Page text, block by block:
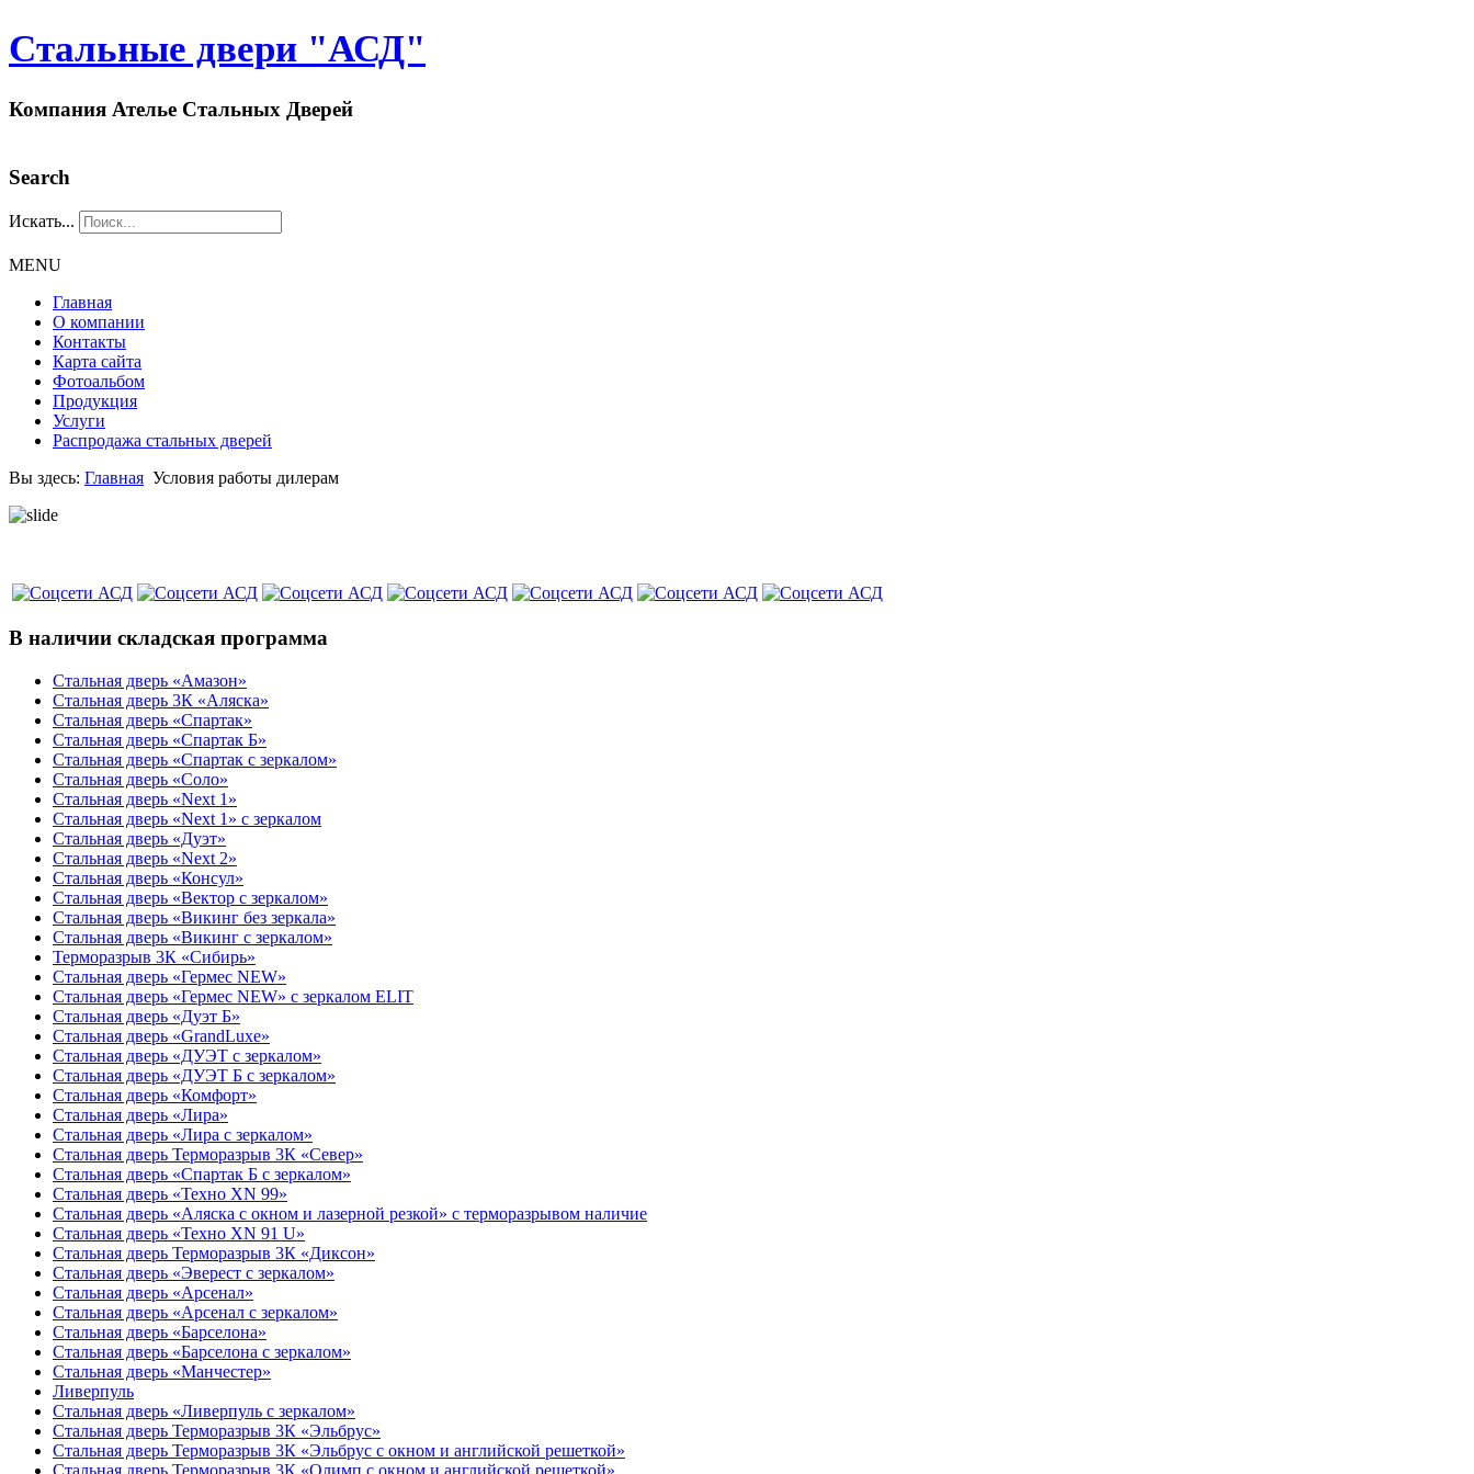
Стальные двери "АСД"
Компания Ателье Стальных Дверей
Search
Искать...
MENU
Главная
О компании
Контакты
Карта сайта
Фотоальбом
Продукция
Услуги
Распродажа стальных дверей
Вы здесь: Главная Условия работы дилерам
В наличии складская программа
Стальная дверь «Амазон»
Стальная дверь 3К «Аляска»
Стальная дверь «Спартак»
Стальная дверь «Спартак Б»
Стальная дверь «Спартак с зеркалом»
Стальная дверь «Соло»
Стальная дверь «Next 1»
Стальная дверь «Next 1» с зеркалом
Стальная дверь «Дуэт»
Стальная дверь «Next 2»
Стальная дверь «Консул»
Стальная дверь «Вектор с зеркалом»
Стальная дверь «Викинг без зеркала»
Стальная дверь «Викинг c зеркалом»
Терморазрыв 3К «Сибирь»
Стальная дверь «Гермес NEW»
Стальная дверь «Гермес NEW» с зеркалом ELIT
Стальная дверь «Дуэт Б»
Стальная дверь «GrandLuxe»
Стальная дверь «ДУЭТ с зеркалом»
Стальная дверь «ДУЭТ Б с зеркалом»
Стальная дверь «Комфорт»
Стальная дверь «Лира»
Стальная дверь «Лира с зеркалом»
Стальная дверь Терморазрыв 3К «Север»
Стальная дверь «Спартак Б с зеркалом»
Стальная дверь «Техно XN 99»
Стальная дверь «Аляска с окном и лазерной резкой» с терморазрывом наличие
Стальная дверь «Техно XN 91 U»
Стальная дверь Терморазрыв 3К «Диксон»
Стальная дверь «Эверест с зеркалом»
Стальная дверь «Арсенал»
Стальная дверь «Арсенал с зеркалом»
Стальная дверь «Барселона»
Стальная дверь «Барселона с зеркалом»
Стальная дверь «Манчестер»
Ливерпуль
Стальная дверь «Ливерпуль с зеркалом»
Стальная дверь Терморазрыв 3К «Эльбрус»
Стальная дверь Терморазрыв 3К «Эльбрус с окном и английской решеткой»